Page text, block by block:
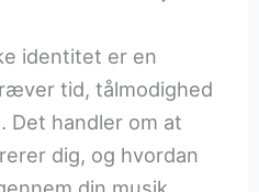
identitet er en
tid, tålmodighed
Det handler om at
dig, og hvordan